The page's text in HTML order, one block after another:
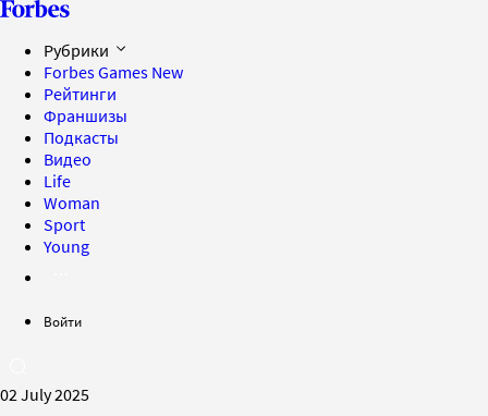
Рубрики
Forbes Games New
Рейтинги
Франшизы
Подкасты
Видео
Life
Woman
Sport
Young
Войти
02 July 2025